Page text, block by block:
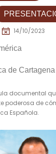
14/10/2023
de Cartagena
documental
poderosa de
Española.